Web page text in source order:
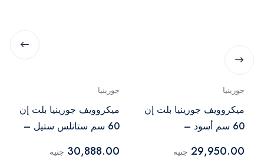
جورينيا
ميكروويف جورينيا بلت إن
60 سم أسود –
29,950.00 جنيه
جورينيا
ميكروويف جورينيا بلت إن
60 سم ستانلس ستيل –
30,888.00 جنيه